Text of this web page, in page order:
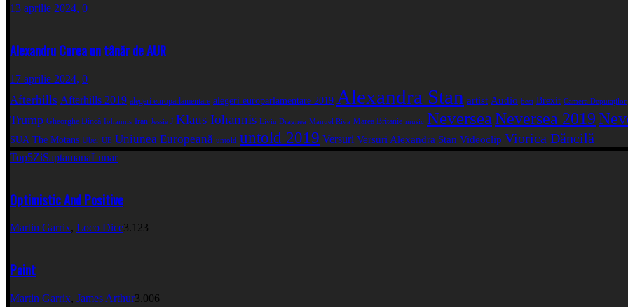
13 aprilie 2024, 0
Alexandru Curea un tânăr de AUR
17 aprilie 2024, 0
Afterhills Afterhills 2019 alegeri europarlamentare alegeri europarlamentare 2019 Alexandra Stan artist Audio best Brexit Camera Deputaţilor
Trump Gheorghe Dincă Iohannis Iran Jessie J Klaus Iohannis Liviu Dragnea Manuel Riva Marea Britanie music NeverseaNeversea 2019
SUA The Motans Uber UE Uniunea Europeană untold untold 2019 Versuri Versuri Alexandra Stan Videoclip Viorica Dăncilă
Top5ZiSaptamanaLunar
Optimistic And Positive
Martin Garrix, Loco Dice3.123
Paint
Martin Garrix, James Arthur3.006